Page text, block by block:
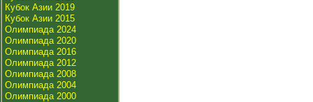
Кубок Азии 2019
Кубок Азии 2015
Олимпиада 2024
Олимпиада 2020
Олимпиада 2016
Олимпиада 2012
Олимпиада 2008
Олимпиада 2004
Олимпиада 2000